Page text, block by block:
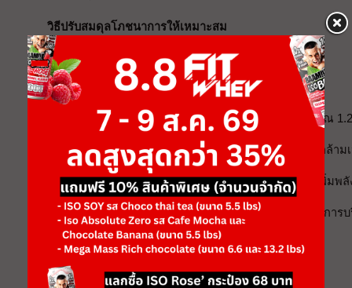
วิธีปรับสมดุลโภชนาการให้เหมาะสม
การบริโภคโปรตีนจากพืชให้ได้ผลสูงสุดสำหรับการ
เสริมสร้างกล้ามเนื้อ ควรปฏิบัติตามคำแนะนำดังนี้:
1. คำนวณปริมาณโปรตีนที่ต้องการ
โดยทั่วไป ผู้ที่ออกกำลังกายหนักควรได้รับโปรตีนประมาณ
2. กระจายโปรตีนในทุกมื้ออาหาร
การบริโภคโปรตีนในทุกมื้ออาหารช่วยกระตุ้นการสร้างกล้า
3. เสริมด้วยคาร์โบไฮเดรตที่ดี
คาร์โบไฮเดรตเชิงซ้อน เช่น ข้าวกล้องและมันเทศ ช่วยเพิ่
4. ใส่ใจวิตามินและแร่ธาตุ
เพื่อให้ร่างกายสามารถใช้ประโยชน์จากโปรตีนได้เต็มที่ ก
โปรตีนจากพืชไม่ได้เป็นเพียงทางเลือกสำหรับผู้ที่กิน
กำลังกายทุกคน ด้วยคุณสมบัติที่ช่วยเสริมสร้างกล้าม